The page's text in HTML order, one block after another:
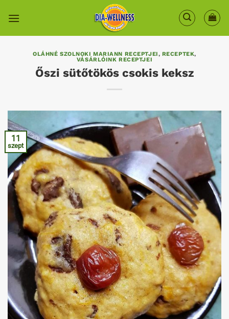
OLÁHNÉ SZOLNOKI MARIANN RECEPTJEI, RECEPTEK,
VÁSÁRLÓINK RECEPTJEI
Őszi sütőtökös csokis keksz
11
szept